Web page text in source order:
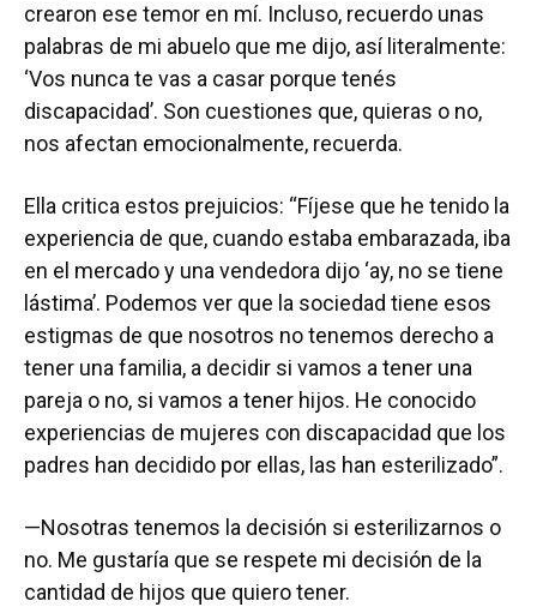
crearon ese temor en mí. Incluso, recuerdo unas
palabras de mi abuelo que me dijo, así literalmente:
‘Vos nunca te vas a casar porque tenés
discapacidad’. Son cuestiones que, quieras o no,
nos afectan emocionalmente, recuerda.
Ella critica estos prejuicios: “Fíjese que he tenido la
experiencia de que, cuando estaba embarazada, iba
en el mercado y una vendedora dijo ‘ay, no se tiene
lástima’. Podemos ver que la sociedad tiene esos
estigmas de que nosotros no tenemos derecho a
tener una familia, a decidir si vamos a tener una
pareja o no, si vamos a tener hijos. He conocido
experiencias de mujeres con discapacidad que los
padres han decidido por ellas, las han esterilizado”.
—Nosotras tenemos la decisión si esterilizarnos o
no. Me gustaría que se respete mi decisión de la
cantidad de hijos que quiero tener.